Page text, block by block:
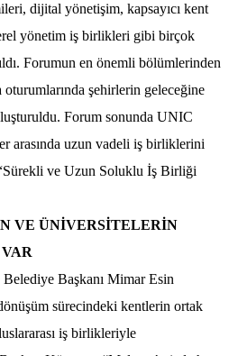
dijital yönetişim, kapsayıcı kent
yönetim iş birlikleri gibi birçok
Forumun en önemli bölümlerinden
şehirlerin geleceğine
Forum sonunda UNIC
arasında uzun vadeli iş birliklerini
ve Uzun Soluklu İş Birliği
VE ÜNİVERSİTELERİN
Başkanı Mimar Esin
sürecindeki kentlerin ortak
iş birlikleriyle